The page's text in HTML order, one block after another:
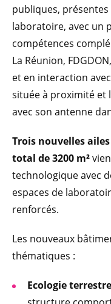
publiques,
laboratoire, avec un
compétences
La Réunion,
et en interaction
située à proximité et
avec son antenne
Trois nouvelles
total de 3200 m²
technologique avec
espaces de
renforcés.
Les nouveaux
thématiques :
Ecologie terrestre